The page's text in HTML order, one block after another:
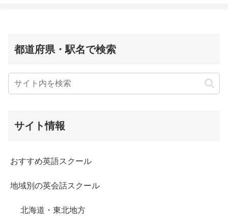
都道府県・駅名で検索
サイト情報
おすすめ英語スクール
地域別の英会話スクール
北海道・東北地方